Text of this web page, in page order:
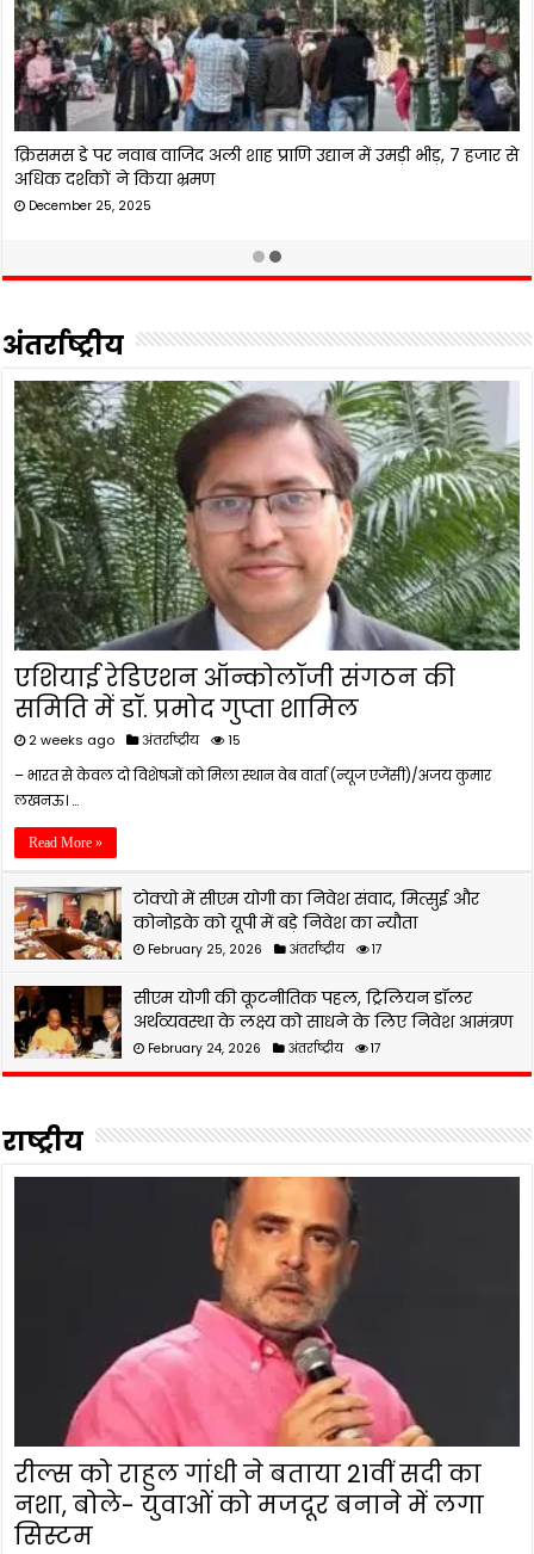
‘चिकनी चमेली’ पर श्रेया घोषाल का बड़ा बयान, बोलीं- अब ऐसे गाने
रिकॉर्ड नहीं करूंगी
March 4, 2026
अंतर्राष्ट्रीय
एशियाई रेडिएशन ऑन्कोलॉजी संगठन की
समिति में डॉ. प्रमोद गुप्ता शामिल
2 weeks ago अंतर्राष्ट्रीय 15
– भारत से केवल दो विशेषज्ञों को मिला स्थान वेब वार्ता (न्यूज एजेंसी)/अजय कुमार
लखनऊ। …
Read More »
टोक्यो में सीएम योगी का निवेश संवाद, मित्सुई और
कोनोइके को यूपी में बड़े निवेश का न्यौता
February 25, 2026 अंतर्राष्ट्रीय 17
सीएम योगी की कूटनीतिक पहल, ट्रिलियन डॉलर
अर्थव्यवस्था के लक्ष्य को साधने के लिए निवेश आमंत्रण
February 24, 2026 अंतर्राष्ट्रीय 17
राष्ट्रीय
रील्स को राहुल गांधी ने बताया 21वीं सदी का
नशा, बोले- युवाओं को मजदूर बनाने में लगा
सिस्टम